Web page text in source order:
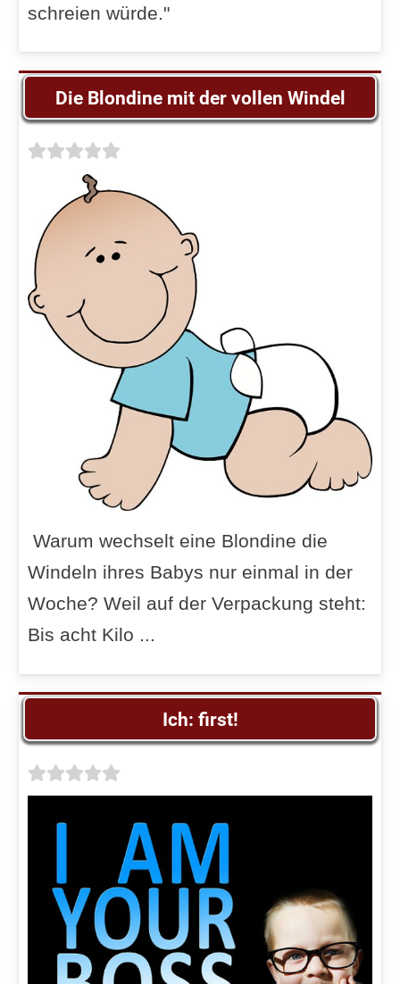
schreien würde."
Die Blondine mit der vollen Windel
Warum wechselt eine Blondine die
Windeln ihres Babys nur einmal in der
Woche? Weil auf der Verpackung steht:
Bis acht Kilo ...
Ich: first!